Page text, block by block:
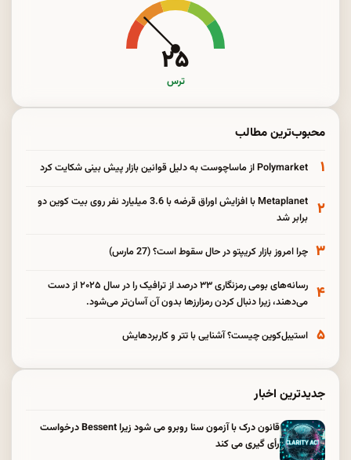
۲۵
ترس
محبوب‌ترین مطالب
۱ Polymarket از ماساچوست به دلیل قوانین بازار پیش بینی شکایت کرد
۲
Metaplanet با افزایش اوراق قرضه با 3.6 میلیارد نفر روی بیت کوین دو
برابر شد
۳ چرا امروز بازار کریپتو در حال سقوط است؟ (27 مارس)
۴
رسانه‌های بومی رمزنگاری ۳۳ درصد از ترافیک را در سال ۲۰۲۵ از دست
می‌دهند، زیرا دنبال کردن رمزارزها بدون آن آسان‌تر می‌شود.
۵ استیبل‌کوین چیست؟ آشنایی با تتر و کاربردهایش
جدیدترین اخبار
قانون درک با آزمون سنا روبرو می شود زیرا Bessent درخواست
رأی گیری می کند